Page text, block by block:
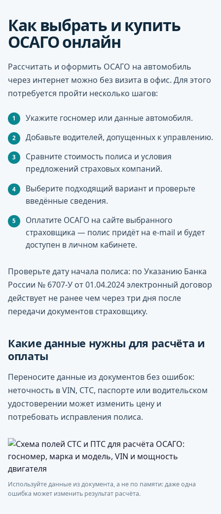
Как выбрать и купить
ОСАГО онлайн
Рассчитать и оформить ОСАГО на автомобиль
через интернет можно без визита в офис. Для этого
потребуется пройти несколько шагов:
Укажите госномер или данные автомобиля.
Добавьте водителей, допущенных к управлению.
Сравните стоимость полиса и условия
предложений страховых компаний.
Выберите подходящий вариант и проверьте
введённые сведения.
Оплатите ОСАГО на сайте выбранного
страховщика — полис придёт на e-mail и будет
доступен в личном кабинете.
Проверьте дату начала полиса: по Указанию Банка
России № 6707-У от 01.04.2024 электронный договор
действует не ранее чем через три дня после
передачи документов страховщику.
Какие данные нужны для расчёта и
оплаты
Переносите данные из документов без ошибок:
неточность в VIN, СТС, паспорте или водительском
удостоверении может изменить цену и
потребовать исправления полиса.
Используйте данные из документа, а не по памяти: даже одна
ошибка может изменить результат расчёта.